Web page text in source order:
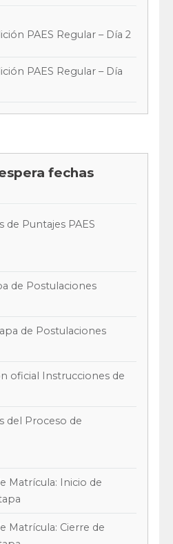
PAES Regular – Día 2
PAES Regular – Día
fechas
de Puntajes PAES
de Postulaciones
de Postulaciones
oficial Instrucciones de
del Proceso de
Matrícula: Inicio de
Matrícula: Cierre de